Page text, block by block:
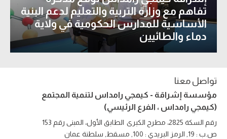
تفاهم مع وزارة التربية والتعليم لدعم البنية
الأساسية للمدارس الحكومية في ولاية
دماء والطائيين
تواصل معنا
مؤسسة إشراقة - كيمجي رامداس لتنمية المجتمع
(كيمجي رامداس ، الفرع الرئيسي)
الطابق الأول، المبنى رقم 153
رقم السكة 2825، مطرح الكبرى
ص.ب : 19, الرمز البريدي : 100, مسقط, سلطنة عمان